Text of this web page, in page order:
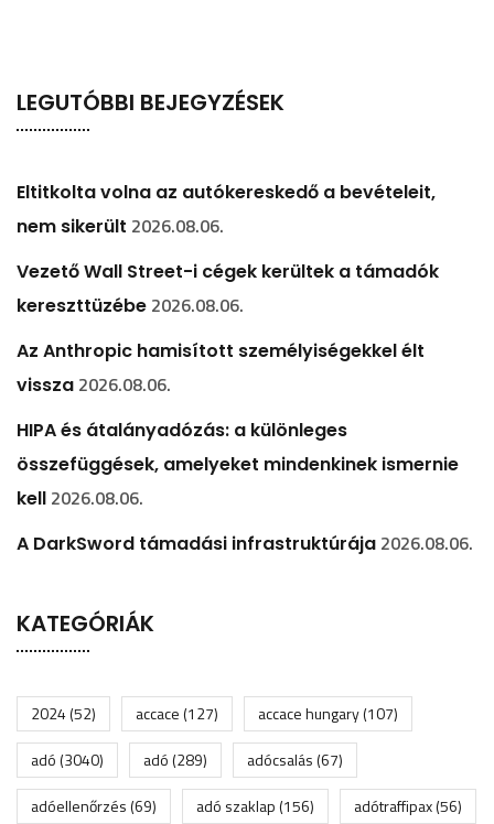
LEGUTÓBBI BEJEGYZÉSEK
Eltitkolta volna az autókereskedő a bevételeit,
nem sikerült 2026.08.06.
Vezető Wall Street-i cégek kerültek a támadók
kereszttüzébe 2026.08.06.
Az Anthropic hamisított személyiségekkel élt
vissza 2026.08.06.
HIPA és átalányadózás: a különleges
összefüggések, amelyeket mindenkinek ismernie
kell 2026.08.06.
A DarkSword támadási infrastruktúrája 2026.08.06.
KATEGÓRIÁK
2024(52) accace(127) accace hungary(107)
adó(3040) adó(289) adócsalás(67)
adóellenőrzés(69) adó szaklap(156) adótraffipax(56)